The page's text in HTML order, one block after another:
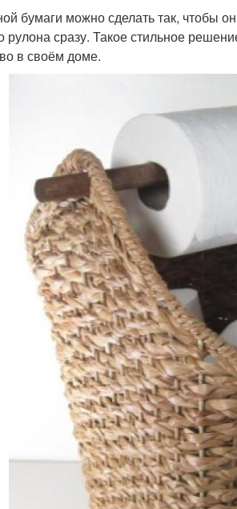
бумаги можно сделать так, чтобы
сразу. Такое стильное
в своём доме.